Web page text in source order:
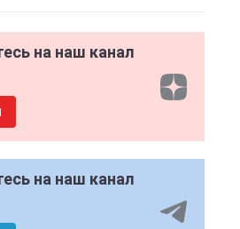
на наш канал
на наш канал